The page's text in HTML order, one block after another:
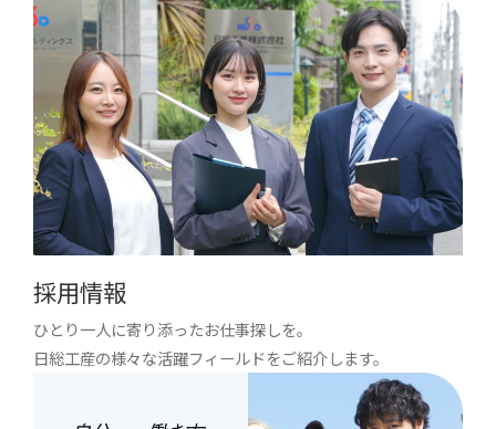
採用情報
ひとり一人に寄り添ったお仕事探しを。
日総工産の様々な活躍フィールドをご紹介します。